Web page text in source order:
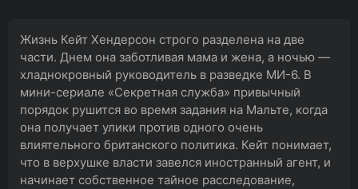
Жизнь Кейт Хендерсон строго разделена на две
части. Днем она заботливая мама и жена, а ночью —
хладнокровный руководитель в разведке МИ-6. В
мини-сериале «Секретная служба» привычный
порядок рушится во время задания на Мальте, когда
она получает улики против одного очень
влиятельного британского политика. Кейт понимает,
что в верхушке власти завелся иностранный агент, и
начинает собственное тайное расследование,